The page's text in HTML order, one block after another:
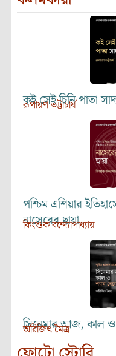
কই সেই চিনি পাতা
রূপায়ণ ভট্টাচার্য
পশ্চিম এশিয়ার
নাসেরের ছায়া
কিংশুক বন্দ্যোপাধ্যায়
সিনেমার আজ, কাল ও
অরিজিৎ মৈত্র